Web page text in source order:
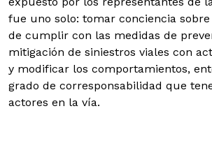
fue uno solo: tomar conciencia
de cumplir con las medidas de
mitigación de siniestros viales con
y modificar los comportamientos,
grado de corresponsabilidad que
actores en la vía.